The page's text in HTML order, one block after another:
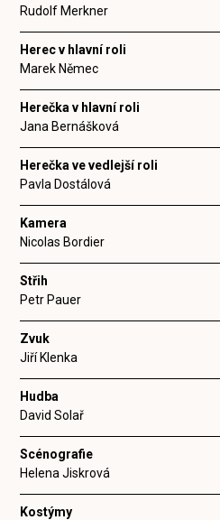
Rudolf Merkner
Herec v hlavní roli
Marek Němec
Herečka v hlavní roli
Jana Bernášková
Herečka ve vedlejší roli
Pavla Dostálová
Kamera
Nicolas Bordier
Střih
Petr Pauer
Zvuk
Jiří Klenka
Hudba
David Solař
Scénografie
Helena Jiskrová
Kostýmy